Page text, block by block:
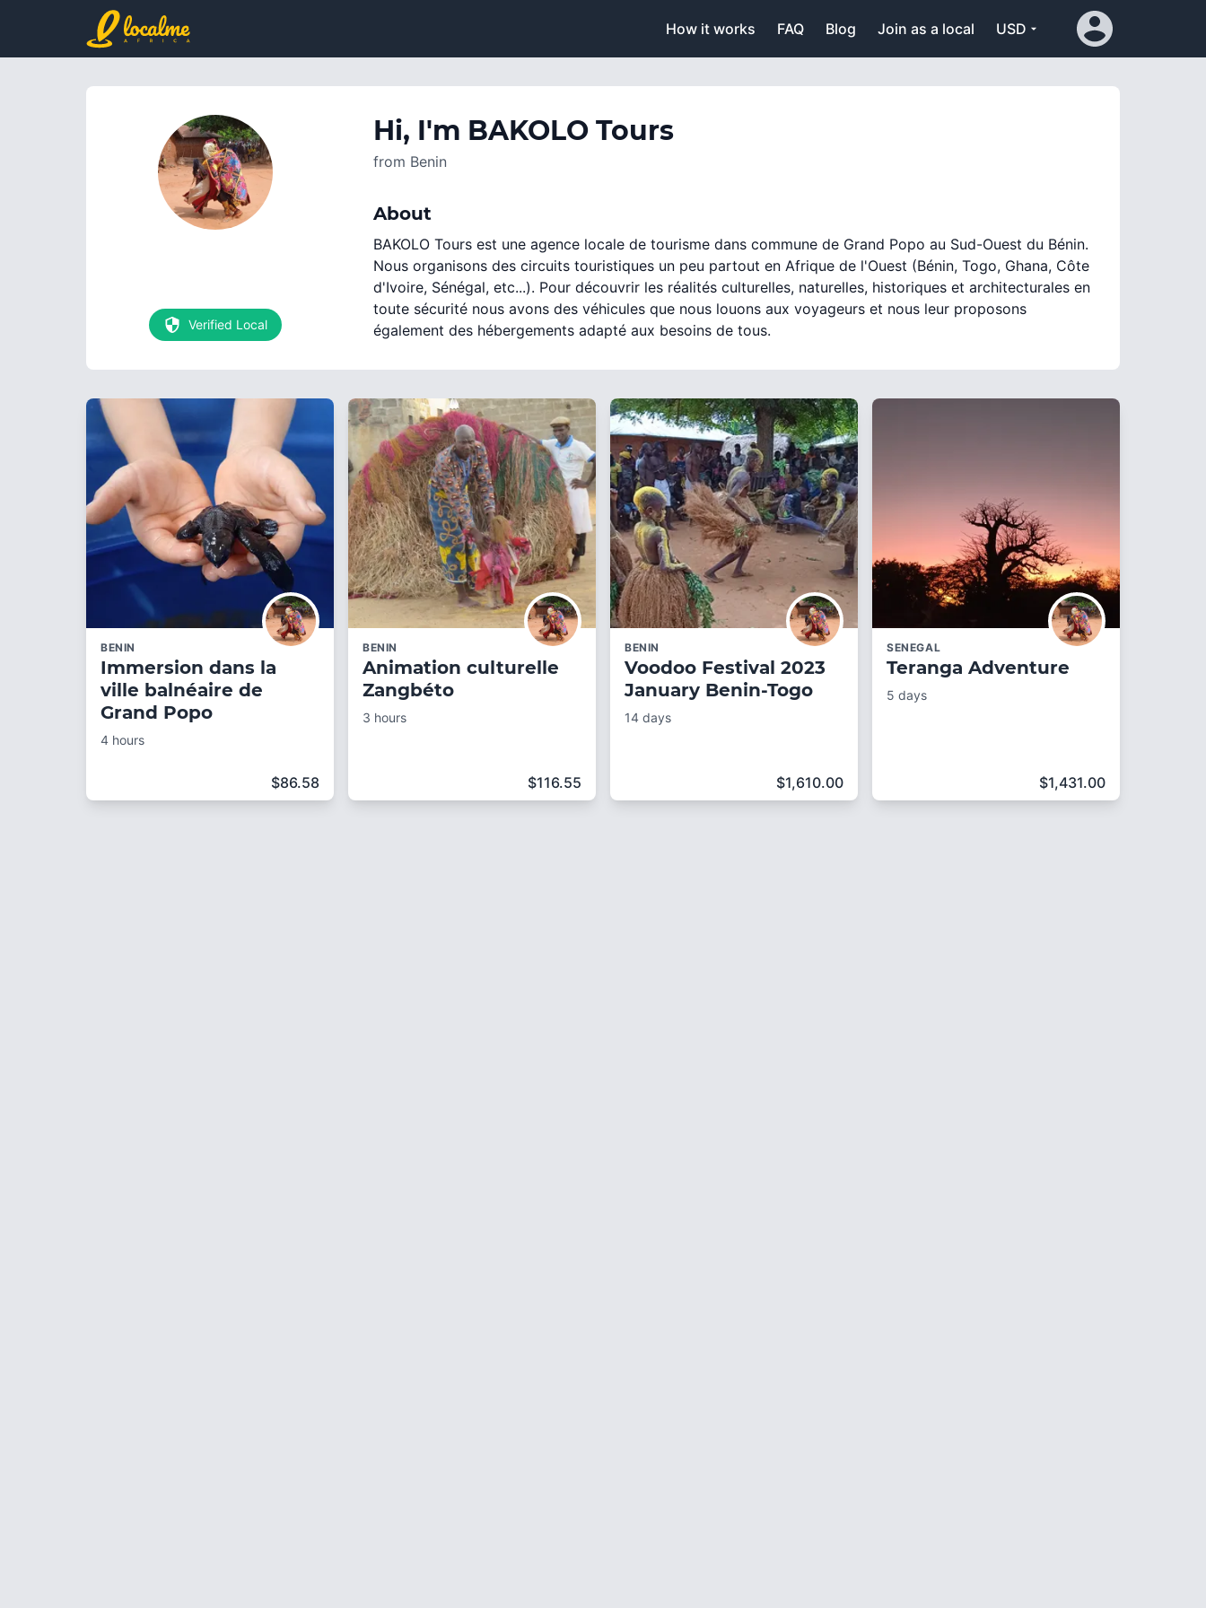
How it works FAQ Blog Join as a local USD
Verified Local
Hi, I'm BAKOLO Tours
from Benin
About
BAKOLO Tours est une agence locale de tourisme dans commune de Grand Popo au Sud-Ouest du Bénin.
Nous organisons des circuits touristiques un peu partout en Afrique de l'Ouest (Bénin, Togo, Ghana, Côte
d'Ivoire, Sénégal, etc...). Pour découvrir les réalités culturelles, naturelles, historiques et architecturales en
toute sécurité nous avons des véhicules que nous louons aux voyageurs et nous leur proposons
également des hébergements adapté aux besoins de tous.
BENIN
Immersion dans la
ville balnéaire de
Grand Popo
4 hours
$86.58
BENIN
Animation culturelle
Zangbéto
3 hours
$116.55
BENIN
Voodoo Festival 2023
January Benin-Togo
14 days
$1,610.00
SENEGAL
Teranga Adventure
5 days
$1,431.00